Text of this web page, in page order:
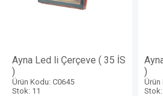
Ayna Led li Çerçeve ( 35 İS
)
Ürün Kodu: C0645
Stok: 11
)
Ürün